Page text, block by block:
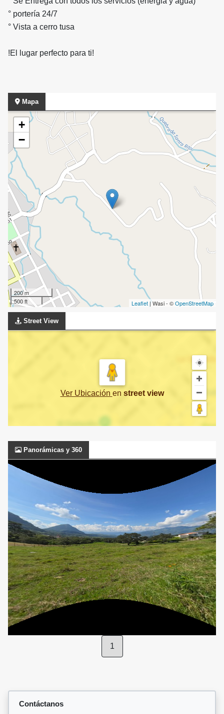
° portería 24/7
° Vista a cerro tusa
!El lugar perfecto para ti!
Mapa
+
−
200 m
500 ft
Leaflet | Wasi - ©OpenStreetMap
Street View
Ver Ubicación en street view
Panorámicas y 360
1
Contáctanos